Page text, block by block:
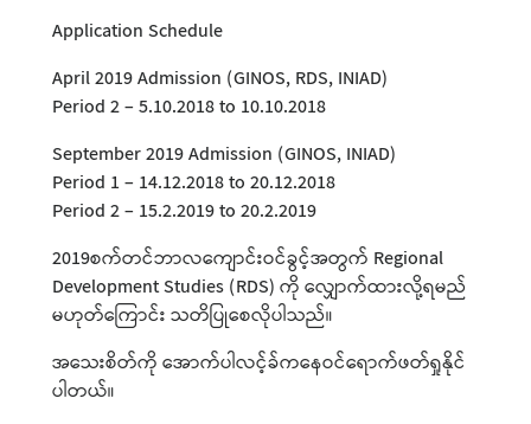
Application Schedule
April 2019 Admission (GINOS, RDS, INIAD)
Period 2 – 5.10.2018 to 10.10.2018
September 2019 Admission (GINOS, INIAD)
Period 1 – 14.12.2018 to 20.12.2018
Period 2 – 15.2.2019 to 20.2.2019
2019စက်တင်ဘာလကျောင်းဝင်ခွင့်အတွက် Regional
Development Studies (RDS) ကို လျှောက်ထားလို့ရမည်
မဟုတ်ကြောင်း သတိပြုစေလိုပါသည်။
အသေးစိတ်ကို အောက်ပါလင့်ခ်ကနေဝင်ရောက်ဖတ်ရှုနိုင်
ပါတယ်။